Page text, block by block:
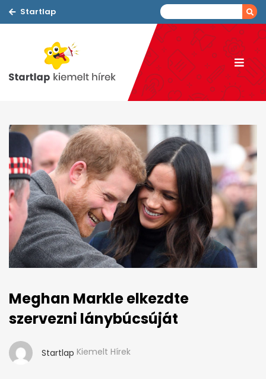
Startlap
Meghan Markle elkezdte
szervezni lánybúcsúját
Startlap Kiemelt Hírek